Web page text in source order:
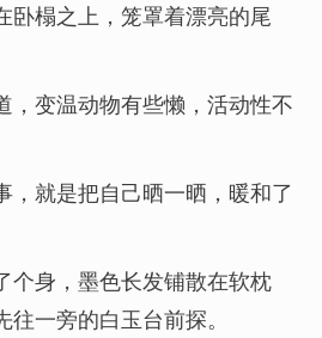
卧榻之上，笼罩着漂亮的尾
，变温动物有些懒，活动性不
，就是把自己晒一晒，暖和了
个身，墨色长发铺散在软枕
往一旁的白玉台前探。